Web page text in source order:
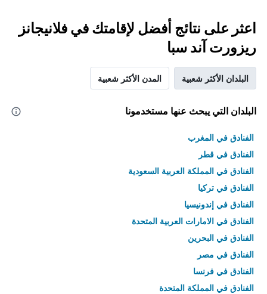
اعثر على نتائج أفضل لإقامتك في فلانيجانز
ريزورت آند سبا
البلدان الأكثر شعبية المدن الأكثر شعبية
البلدان التي يبحث عنها مستخدمونا
الفنادق في المغرب
الفنادق في قطر
الفنادق في المملكة العربية السعودية
الفنادق في تركيا
الفنادق في إندونيسيا
الفنادق في الامارات العربية المتحدة
الفنادق في البحرين
الفنادق في مصر
الفنادق في فرنسا
الفنادق في المملكة المتحدة